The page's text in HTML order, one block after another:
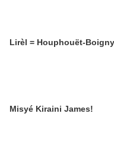
Lirèl = Houphouët-
Misyé Kiraini James!